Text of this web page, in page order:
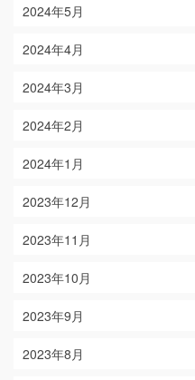
2024年5月
2024年4月
2024年3月
2024年2月
2024年1月
2023年12月
2023年11月
2023年10月
2023年9月
2023年8月